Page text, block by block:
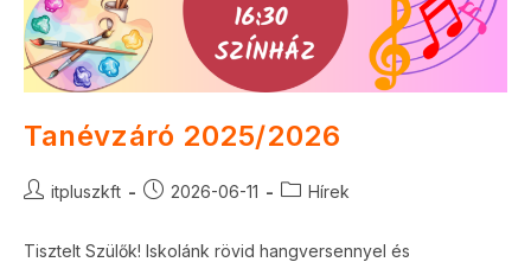
Tanévzáró 2025/2026
Postitpluszkft
Post2026-06-11
PostHírek
Tisztelt Szülők! Iskolánk rövid hangversennyel és